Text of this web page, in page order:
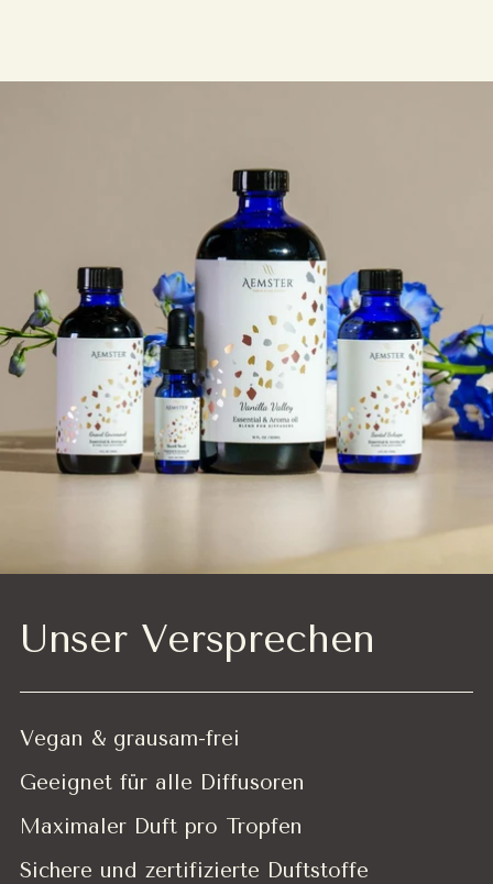
Unser Versprechen
Vegan & grausam-frei
Geeignet für alle Diffusoren
Maximaler Duft pro Tropfen
Sichere und zertifizierte Duftstoffe